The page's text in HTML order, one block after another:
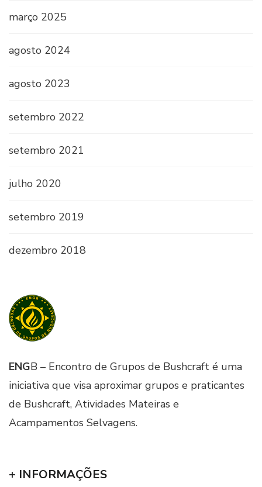
março 2025
agosto 2024
agosto 2023
setembro 2022
setembro 2021
julho 2020
setembro 2019
dezembro 2018
ENGB – Encontro de Grupos de Bushcraft é uma
iniciativa que visa aproximar grupos e praticantes
de Bushcraft, Atividades Mateiras e
Acampamentos Selvagens.
+ INFORMAÇÕES